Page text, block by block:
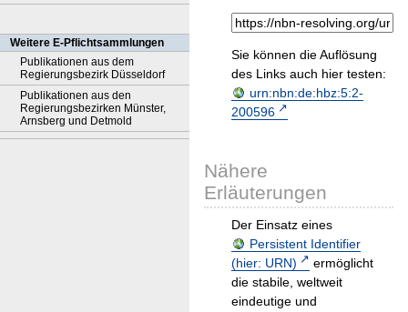
Weitere E-Pflichtsammlungen
Publikationen aus dem
Regierungsbezirk Düsseldorf
Publikationen aus den
Regierungsbezirken Münster,
Arnsberg und Detmold
Sie können die Auflösung
des Links auch hier testen:
urn:nbn:de:hbz:5:2-
200596
Nähere
Erläuterungen
Der Einsatz eines
Persistent Identifier
(hier: URN)
ermöglicht
die stabile, weltweit
eindeutige und